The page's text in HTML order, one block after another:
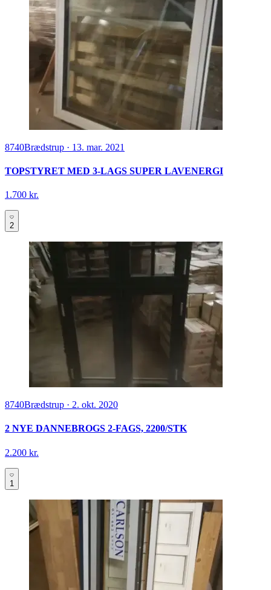
8740Brædstrup · 13. mar. 2021
TOPSTYRET MED 3-LAGS SUPER LAVENERGI
1.700 kr.
2
8740Brædstrup · 2. okt. 2020
2 NYE DANNEBROGS 2-FAGS, 2200/STK
2.200 kr.
1